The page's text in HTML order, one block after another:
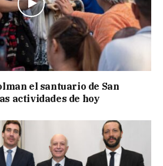
el santuario de San
actividades de hoy